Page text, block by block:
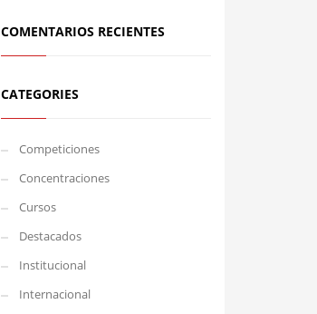
COMENTARIOS RECIENTES
CATEGORIES
Competiciones
Concentraciones
Cursos
Destacados
Institucional
Internacional